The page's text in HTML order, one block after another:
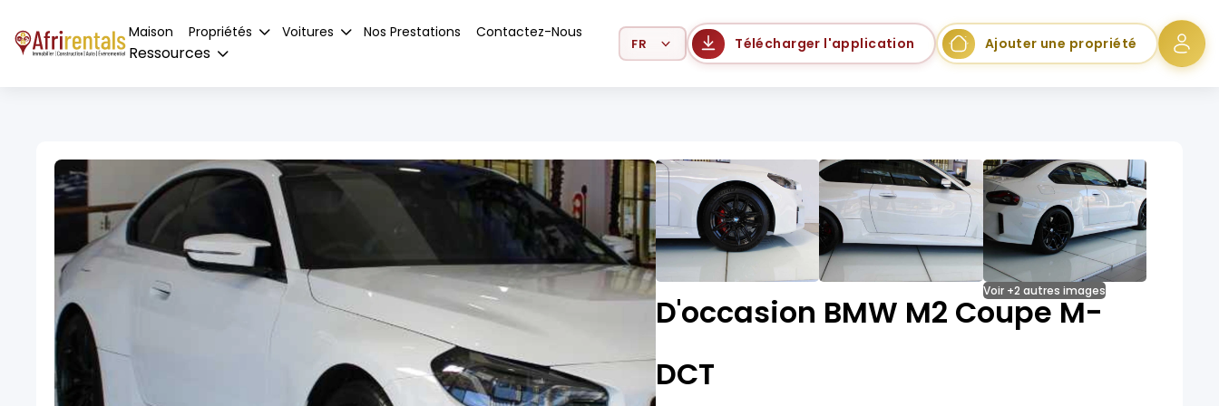
Maison Propriétés Voitures Nos Prestations Contactez-Nous
Ressources
Select Language Télécharger l'application Ajouter une propriété
Voir +2 autres images
D'occasion BMW M2 Coupe M-
DCT